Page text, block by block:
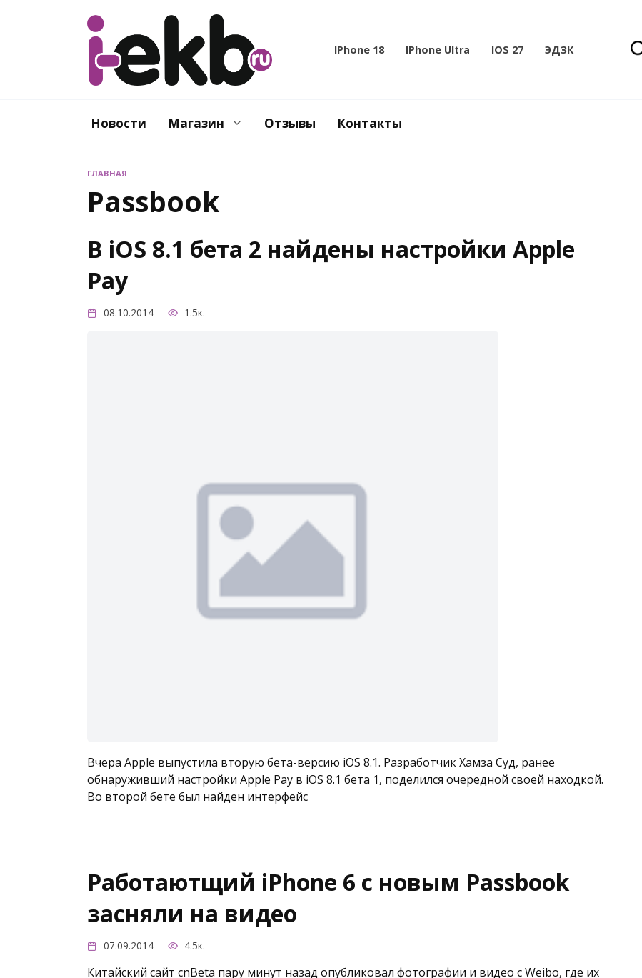
IPhone 18 IPhone Ultra IOS 27 ЭДЗК
Новости Магазин Отзывы Контакты
ГЛАВНАЯ
Passbook
В iOS 8.1 бета 2 найдены настройки Apple
Pay
08.10.2014 1.5к.
Вчера Apple выпустила вторую бета-версию iOS 8.1. Разработчик Хамза Суд, ранее
обнаруживший настройки Apple Pay в iOS 8.1 бета 1, поделился очередной своей находкой.
Во второй бете был найден интерфейс
Работаютщий iPhone 6 с новым Passbook
засняли на видео
07.09.2014 4.5к.
Китайский сайт cnBeta пару минут назад опубликовал фотографии и видео с Weibo, где их